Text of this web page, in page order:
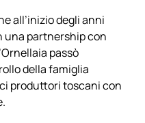
all’inizio degli anni
una partnership con
passò
della famiglia
produttori toscani con